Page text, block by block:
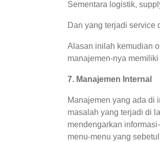
Sementara logistik,
Dan yang terjadi service
Alasan inilah kemudian
manajemen-nya
7. Manajemen Internal
Manajemen yang ada di
masalah yang terjadi di
mendengarkan
menu-menu yang